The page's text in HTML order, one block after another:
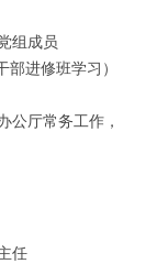
组成员
进修班学习）
厅常务工作，
任